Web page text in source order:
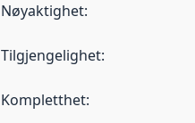
Nøyaktighet:
Tilgjengelighet:
Kompletthet: